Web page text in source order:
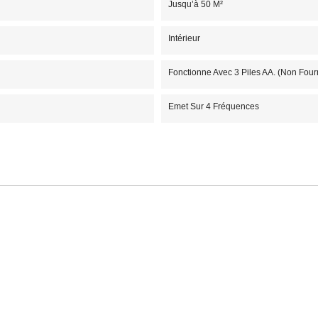
Jusqu’à 50 M²
Intérieur
Fonctionne Avec 3 Piles AA. (non
Emet Sur 4 Fréquences